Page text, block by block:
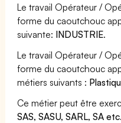
Le travail Opérateur /
forme du caoutchouc
suivante: INDUSTRIE.
Le travail Opérateur /
forme du caoutchouc
métiers suivants :
Ce métier peut être
SAS, SASU, SARL, SA